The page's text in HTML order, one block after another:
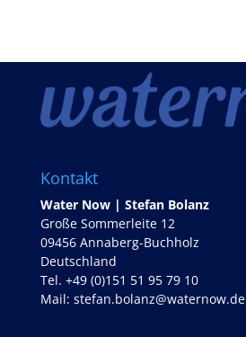
Kontakt
Water Now | Stefan Bolanz
Große Sommerleite 12
09456 Annaberg-Buchholz
Deutschland
Tel. +49 (0)151 51 95 79 10
Mail: stefan.bolanz@waternow.de